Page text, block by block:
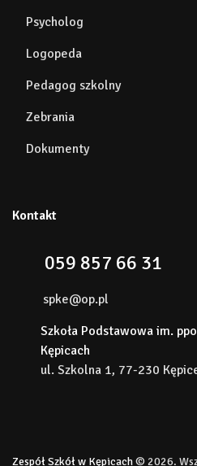
Psycholog
Logopeda
Pedagog szkolny
Zebrania
Dokumenty
Kontakt
059 857 66 31
spke@op.pl
Szkoła Podstawowa im.
Kępicach
ul. Szkolna 1, 77-230
Zespół Szkół w Kępicach© 2026.